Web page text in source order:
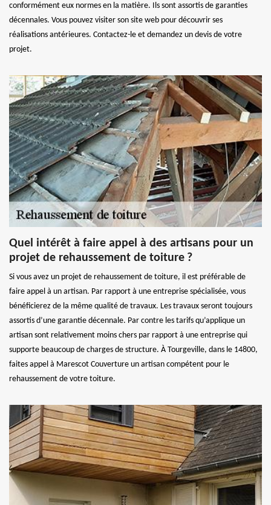
conformément eux normes en la matière. Ils sont assortis de garanties
décennales. Vous pouvez visiter son site web pour découvrir ses
réalisations antérieures. Contactez-le et demandez un devis de votre
projet.
Quel intérêt à faire appel à des artisans pour un
projet de rehaussement de toiture ?
Si vous avez un projet de rehaussement de toiture, il est préférable de
faire appel à un artisan. Par rapport à une entreprise spécialisée, vous
bénéficierez de la même qualité de travaux. Les travaux seront toujours
assortis d’une garantie décennale. Par contre les tarifs qu’applique un
artisan sont relativement moins chers par rapport à une entreprise qui
supporte beaucoup de charges de structure. À Tourgeville, dans le 14800,
faites appel à Marescot Couverture un artisan compétent pour le
rehaussement de votre toiture.